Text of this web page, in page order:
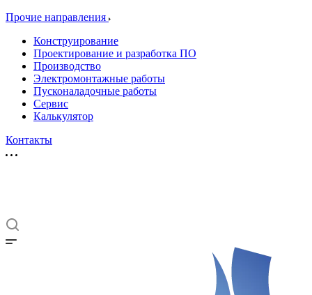
Прочие направления
Конструирование
Проектирование и разработка ПО
Производство
Электромонтажные работы
Пусконаладочные работы
Сервис
Калькулятор
Контакты